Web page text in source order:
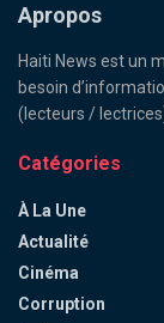
Apropos
Haiti News est un
besoin
(lecteurs /
Catégories
À La Une
Actualité
Cinéma
Corruption